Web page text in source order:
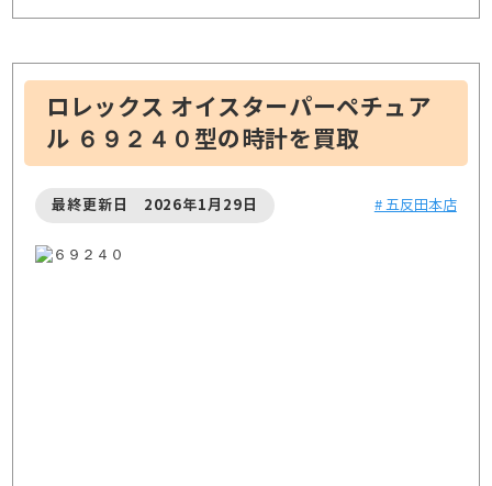
ロレックス オイスターパーペチュア
ル ６９２４０型の時計を買取
最終更新日 2026年1月29日 # 五反田本店